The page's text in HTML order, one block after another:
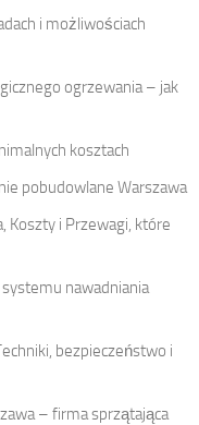
i możliwościach
ogrzewania – jak
kosztach
pobudowlane Warszawa
Koszty i Przewagi, które
nawadniania
bezpieczeństwo i
– firma sprzątająca